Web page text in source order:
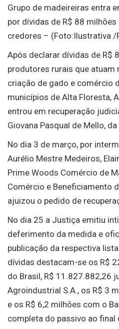
Grupo de madeireiras entra
por dívidas de R$ 88
credores – (Foto:Ilustrativa /
Após declarar dívidas de R$
produtores rurais que atuam
criação de gado e comércio
municípios de Alta Floresta,
entrou em recuperação
Giovana Pasqual de Mello,
No dia 3 de março, por
Aurélio Mestre Medeiros,
Prime Woods Comércio de
Comércio e Beneficiamento
ajuizou o pedido de
No dia 25 a Justiça emitiu
deferimento da medida e
publicação da respectiva
dívidas destacam-se os R$
do Brasil, R$ 11.827.882,26
Agroindustrial S.A., os R$ 3
e os R$ 6,2 milhões com o
completa do passivo ao final